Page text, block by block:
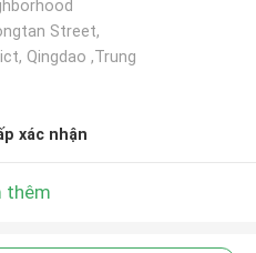
Street,
Qingdao ,Trung
xác nhận
thêm